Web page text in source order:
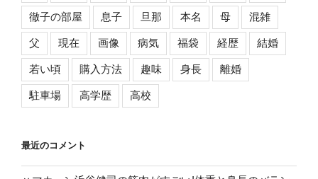
徹子の部屋 息子 旦那 本名 母 混雑
父 現在 画像 病気 福袋 経歴 結婚
若い頃 購入方法 趣味 身長 離婚
駐車場 高学歴 高校
最近のコメント